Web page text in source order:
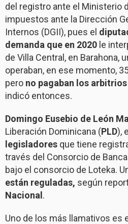
del registro ante el Ministerio
impuestos ante la Dirección
Internos (DGII), pues el
demanda que en 2020 le
de Villa Central, en Barahona,
operaban, en ese momento,
pero no pagaban los
indicó entonces.
Domingo Eusebio de León
Liberación Dominicana (PLD),
legisladores que tiene
través del Consorcio de
bajo el consorcio de Loteka.
están reguladas, según
Nacional.
Uno de los más llamativos es